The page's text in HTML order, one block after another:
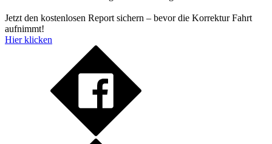
Jetzt den kostenlosen Report sichern – bevor die Korrektur Fahrt
aufnimmt!
Hier klicken